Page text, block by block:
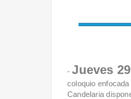
-Jueves
coloquio
Candelaria